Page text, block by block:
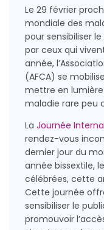
Le 29 février
mondiale des
pour sensibiliser
par ceux qui
année,
(AFCA) se
mettre en lumière
maladie rare peu
La Journée
rendez-vous
dernier jour du
année bissextile,
célébrées, cette
Cette journée
sensibiliser le
promouvoir